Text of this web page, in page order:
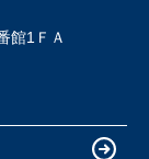
館1ＦＡ